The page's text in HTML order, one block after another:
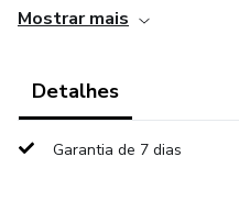
✨ Bônus exclusivos:
🛡️ DICAS PARA
Mostrar mais
Detalhes
Garantia de 7 dias